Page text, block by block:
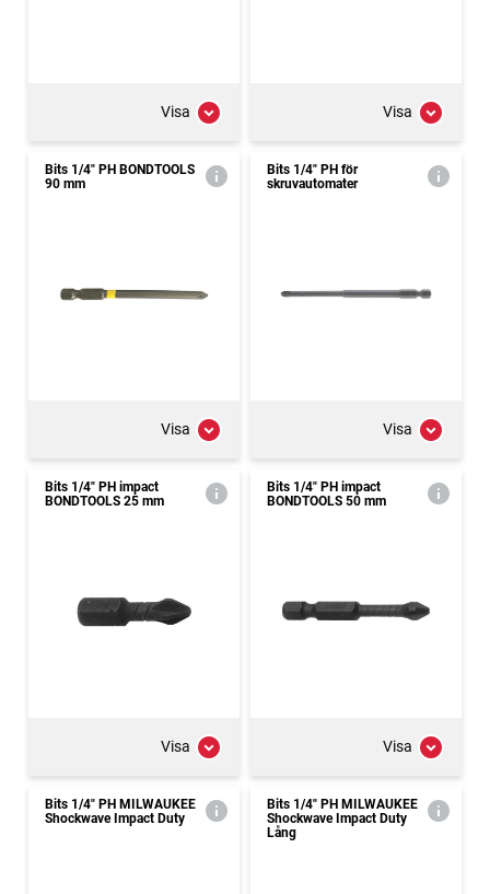
Visa Visa
Bits 1/4" PH BONDTOOLS
90 mm
Visa
Bits 1/4" PH för
skruvautomater
Visa
Bits 1/4" PH impact
BONDTOOLS 25 mm
Visa
Bits 1/4" PH impact
BONDTOOLS 50 mm
Visa
Bits 1/4" PH MILWAUKEE
Shockwave Impact Duty
Bits 1/4" PH MILWAUKEE
Shockwave Impact Duty
Lång